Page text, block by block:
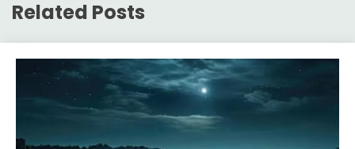
Related Posts